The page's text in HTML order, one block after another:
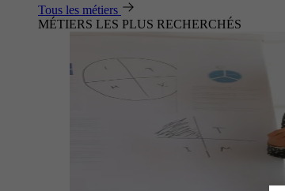
Tous les métiers
MÉTIERS LES PLUS RECHERCHÉS